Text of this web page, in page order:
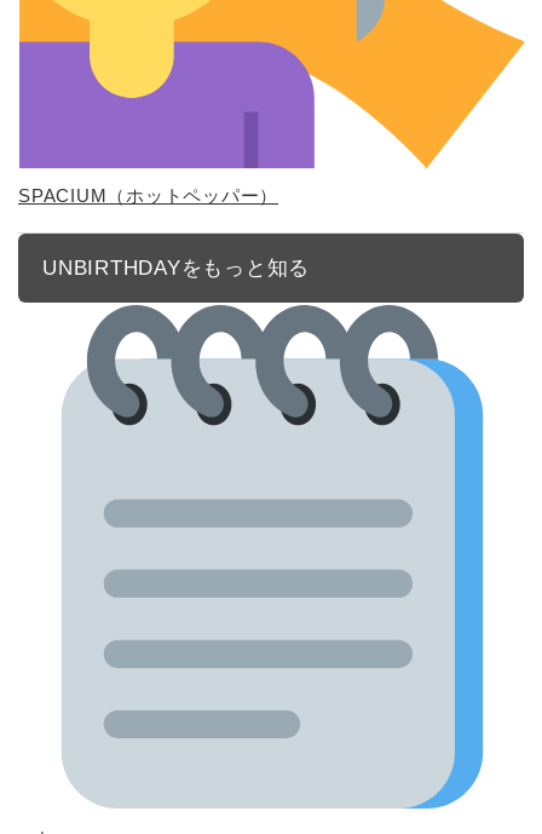
SPACIUM（ホットペッパー）
UNBIRTHDAYをもっと知る